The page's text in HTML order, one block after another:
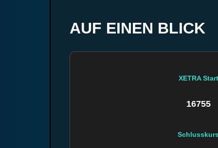
AUF EINEN BLICK
XETRA Start
16755